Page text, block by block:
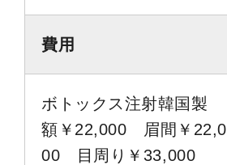
費用
ボトックス注射韓国製
額￥22,000 眉間￥22,0
00 目周り￥33,000